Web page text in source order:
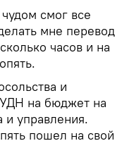
смог все
мне перевод
часов и на
и
на бюджет на
и управления.
пошел на свой